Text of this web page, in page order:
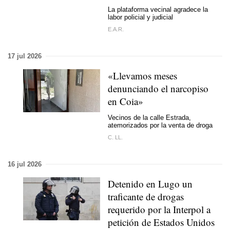
La plataforma vecinal agradece la
labor policial y judicial
E.A.R.
17 jul 2026
«Llevamos meses
denunciando el narcopiso
en Coia»
Vecinos de la calle Estrada,
atemorizados por la venta de droga
C. LL.
16 jul 2026
Detenido en Lugo un
traficante de drogas
requerido por la Interpol a
petición de Estados Unidos